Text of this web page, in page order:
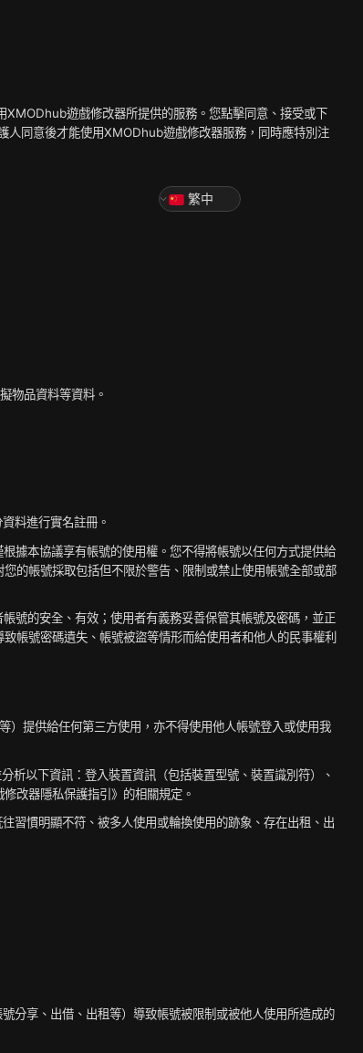
繁中
遊戲修改器所提供的服務。您點擊同意、接受或下
人同意後才能使用XMODhub遊戲修改器服務，同時應特別注
物品資料等資料。
料進行實名註冊。
據本協議享有帳號的使用權。您不得將帳號以任何方式提供給
的帳號採取包括但不限於警告、限制或禁止使用帳號全部或部
號的安全、有效；使用者有義務妥善保管其帳號及密碼，並正
帳號密碼遺失、帳號被盜等情形而給使用者和他人的民事權利
提供給任何第三方使用，亦不得使用他人帳號登入或使用我
以下資訊：登入裝置資訊（包括裝置型號、裝置識別符）、
改器隱私保護指引》的相關規定。
習慣明顯不符、被多人使用或輪換使用的跡象、存在出租、出
分享、出借、出租等）導致帳號被限制或被他人使用所造成的